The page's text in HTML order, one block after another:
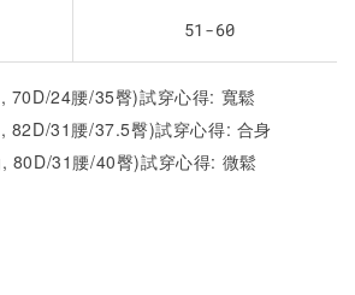
51-60
70D/24腰/35臀)試穿心得: 寬鬆
82D/31腰/37.5臀)試穿心得: 合身
80D/31腰/40臀)試穿心得: 微鬆